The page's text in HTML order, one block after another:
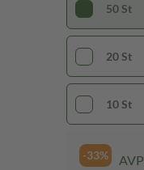
50 St
20 St
10 St
-33%